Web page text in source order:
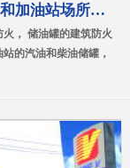
加油站的地下储油罐、加油机、管理室和加油站场所防火
， 储油罐的建筑防火
的汽油和柴油储罐，